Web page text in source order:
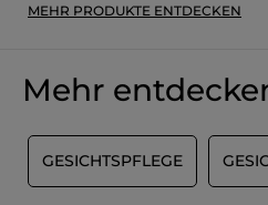
MEHR PRODUKTE ENTDECKEN
Mehr
GESICHTSPFLEGE